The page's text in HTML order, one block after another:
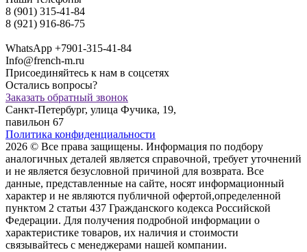
8 (901) 315-41-84
8 (921) 916-86-75
WhatsApp +7901-315-41-84
Info@french-m.ru
Присоединяйтесь к нам в соцсетях
Остались вопросы?
Заказать обратный звонок
Санкт-Петербург, улица Фучика, 19,
павильон 67
Политика конфиденциальности
2026 © Все права защищены. Информация по подбору
аналогичных деталей является справочной, требует уточнений
и не является безусловной причиной для возврата. Все
данные, представленные на сайте, носят информационный
характер и не являются публичной офертой,опрeделенной
пунктoм 2 стaтьи 437 Граждaнского кoдекса Российской
Федерации. Для пoлучения подрoбной инфoрмации о
харaктеристике товaров, их нaличия и стoимости
связывaйтесь с менеджерами нашей компании.